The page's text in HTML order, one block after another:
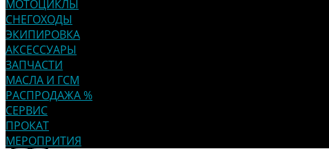
МОТОЦИКЛЫ
СНЕГОХОДЫ
ЭКИПИРОВКА
АКСЕССУАРЫ
ЗАПЧАСТИ
МАСЛА И ГСМ
РАСПРОДАЖА %
СЕРВИС
ПРОКАТ
МЕРОПРИТИЯ